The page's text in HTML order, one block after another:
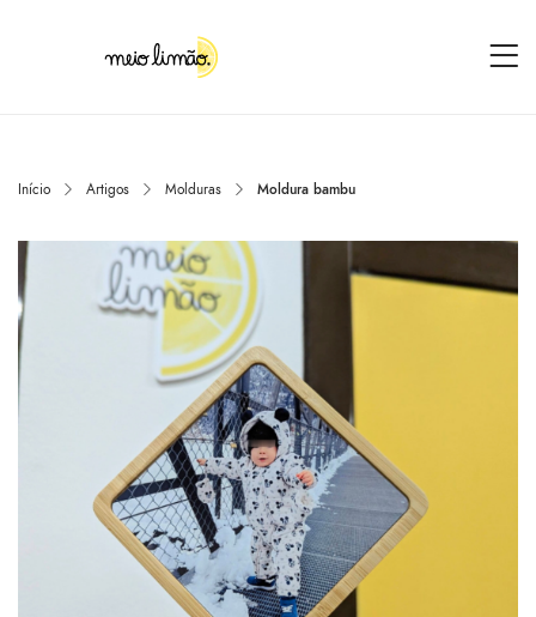
Início Artigos Molduras Moldura bambu